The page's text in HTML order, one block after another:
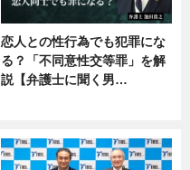
恋人との性行為でも犯罪にな
る？「不同意性交等罪」を解
説【弁護士に聞く男…